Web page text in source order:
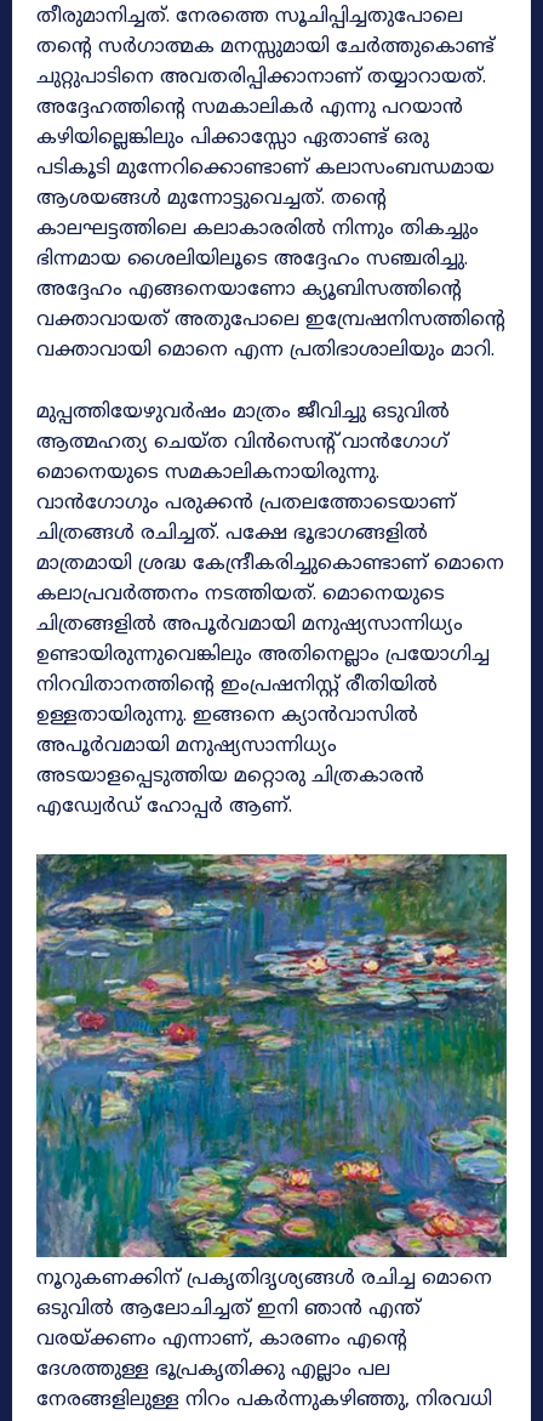
തീരുമാനിച്ചത്. നേരത്തെ സൂചിപ്പിച്ചതുപോലെ
തന്റെ സർഗാത്മക മനസ്സുമായി ചേർത്തുകൊണ്ട്
ചുറ്റുപാടിനെ അവതരിപ്പിക്കാനാണ് തയ്യാറായത്.
അദ്ദേഹത്തിന്റെ സമകാലികർ എന്നു പറയാൻ
കഴിയില്ലെങ്കിലും പിക്കാസ്സോ ഏതാണ്ട് ഒരു
പടികൂടി മുന്നേറിക്കൊണ്ടാണ് കലാസംബന്ധമായ
ആശയങ്ങൾ മുന്നോട്ടുവെച്ചത്. തന്റെ
കാലഘട്ടത്തിലെ കലാകാരരിൽ നിന്നും തികച്ചും
ഭിന്നമായ ശൈലിയിലൂടെ അദ്ദേഹം സഞ്ചരിച്ചു.
അദ്ദേഹം എങ്ങനെയാണോ ക്യൂബിസത്തിന്റെ
വക്താവായത്‌ അതുപോലെ ഇമ്പ്രേഷനിസത്തിന്റെ
വക്താവായി മൊനെ എന്ന പ്രതിഭാശാലിയും മാറി.
മുപ്പത്തിയേഴുവർഷം മാത്രം ജീവിച്ചു ഒടുവിൽ
ആത്മഹത്യ ചെയ്ത വിൻസെന്റ് വാൻഗോഗ്
മൊനെയുടെ സമകാലികനായിരുന്നു.
വാൻഗോഗും പരുക്കൻ പ്രതലത്തോടെയാണ്
ചിത്രങ്ങൾ രചിച്ചത്. പക്ഷേ ഭൂഭാഗങ്ങളിൽ
മാത്രമായി ശ്രദ്ധ കേന്ദ്രീകരിച്ചുകൊണ്ടാണ് മൊനെ
കലാപ്രവർത്തനം നടത്തിയത്. മൊനെയുടെ
ചിത്രങ്ങളിൽ അപൂർവമായി മനുഷ്യസാന്നിധ്യം
ഉണ്ടായിരുന്നുവെങ്കിലും അതിനെല്ലാം പ്രയോഗിച്ച
നിറവിതാനത്തിന്റെ ഇംപ്രഷനിസ്റ്റ്‌ രീതിയിൽ
ഉള്ളതായിരുന്നു. ഇങ്ങനെ ക്യാൻവാസിൽ
അപൂർവമായി മനുഷ്യസാന്നിധ്യം
അടയാളപ്പെടുത്തിയ മറ്റൊരു ചിത്രകാരൻ
എഡ്വേർഡ് ഹോപ്പർ ആണ്.
നൂറുകണക്കിന് പ്രകൃതിദൃശ്യങ്ങൾ രചിച്ച മൊനെ
ഒടുവിൽ ആലോചിച്ചത് ഇനി ഞാൻ എന്ത്
വരയ്ക്കണം എന്നാണ്, കാരണം എന്റെ
ദേശത്തുള്ള ഭൂപ്രകൃതിക്കു എല്ലാം പല
നേരങ്ങളിലുള്ള നിറം പകർന്നുകഴിഞ്ഞു, നിരവധി